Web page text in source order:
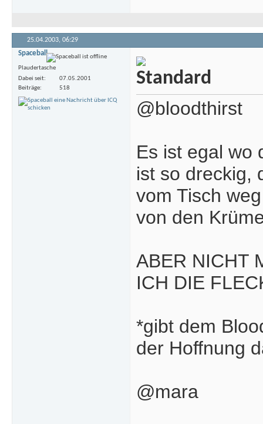
25.04.2003, 06:29
Spaceball
Plaudertasche
Dabei seit
07.05.2001
Beiträge
518
@bloodthirst
Es ist egal wo
ist so dreckig,
vom Tisch
von den
ABER NICHT
ICH DIE
*gibt dem
der Hoffnung
@mara